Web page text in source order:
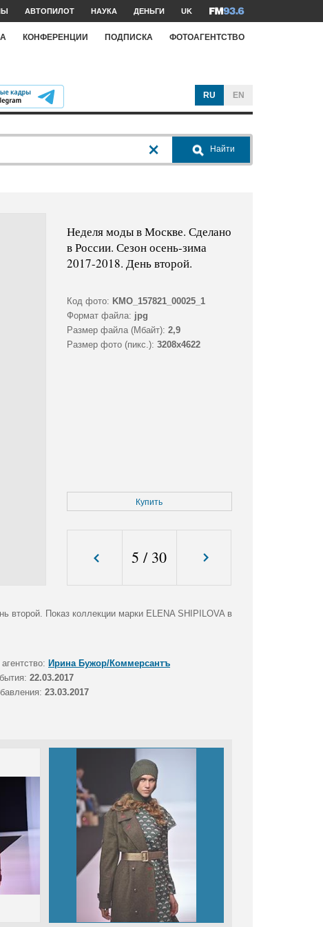
АВТОПИЛОТ НАУКА ДЕНЬГИ UK
КОНФЕРЕНЦИИ ПОДПИСКА ФОТОАГЕНТСТВО
RU EN
Найти
Неделя моды в Москве. Сделано
в России. Сезон осень-зима
2017-2018. День второй.
Код фото: KMO_157821_00025_1
Формат файла: jpg
Размер файла (Мбайт): 2,9
Размер фото (пикс.): 3208x4622
Купить
5 / 30
Показ коллекции марки ELENA SHIPILOVA в
Ирина Бужор/Коммерсантъ
22.03.2017
23.03.2017